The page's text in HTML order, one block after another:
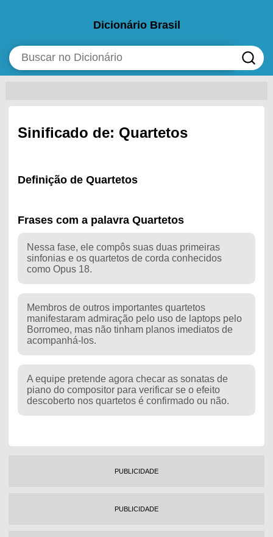
Dicionário Brasil
Sinificado de: Quartetos
Definição de Quartetos
Frases com a palavra Quartetos
Nessa fase, ele compôs suas duas primeiras
sinfonias e os quartetos de corda conhecidos
como Opus 18.
Membros de outros importantes quartetos
manifestaram admiração pelo uso de laptops pelo
Borromeo, mas não tinham planos imediatos de
acompanhá-los.
A equipe pretende agora checar as sonatas de
piano do compositor para verificar se o efeito
descoberto nos quartetos é confirmado ou não.
PUBLICIDADE
PUBLICIDADE